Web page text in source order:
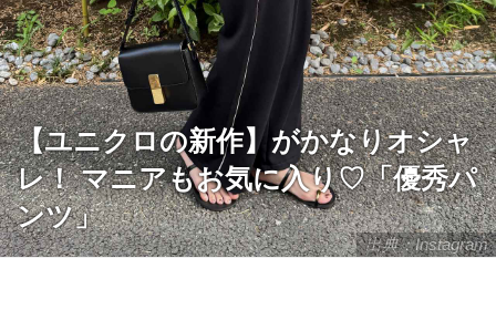
出典：Instagram
【ユニクロの新作】がかなりオシャ
レ！ マニアもお気に入り♡「優秀パ
ンツ」